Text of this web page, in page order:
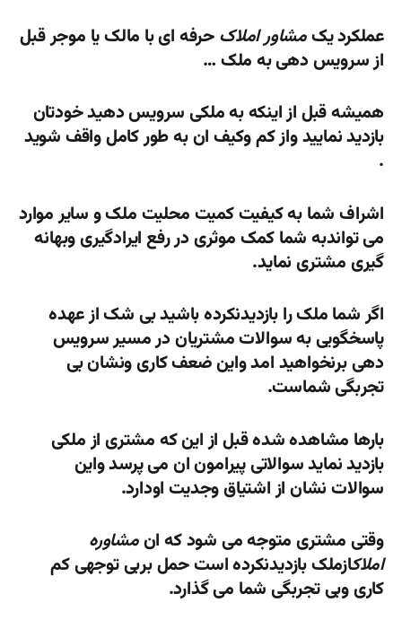
عملکرد یکمشاور املاکحرفه ای با مالک یا موجر قبل
از سرویس دهی به ملک …
همیشه قبل از اینکه به ملکی سرویس دهید خودتان
بازدید نمایید واز کم وکیف ان به طور کامل واقف شوید
.
اشراف شما به کیفیت کمیت محلیت ملک و سایر موارد
می تواندبه شما کمک موثری در رفع ایرادگیری وبهانه
گیری مشتری نماید.
اگر شما ملک را بازدیدنکرده باشید بی شک از عهده
پاسخگویی به سوالات مشتریان در مسیر سرویس
دهی برنخواهید امد واین ضعف کاری ونشان بی
تجربگی شماست.
بارها مشاهده شده قبل از این که مشتری از ملکی
بازدید نماید سوالاتی پیرامون ان می پرسد واین
سوالات نشان از اشتیاق وجدیت اودارد.
وقتی مشتری متوجه می شود که انمشاوره
املاکازملک بازدیدنکرده است حمل بربی توجهی کم
کاری وبی تجربگی شما می گذارد.